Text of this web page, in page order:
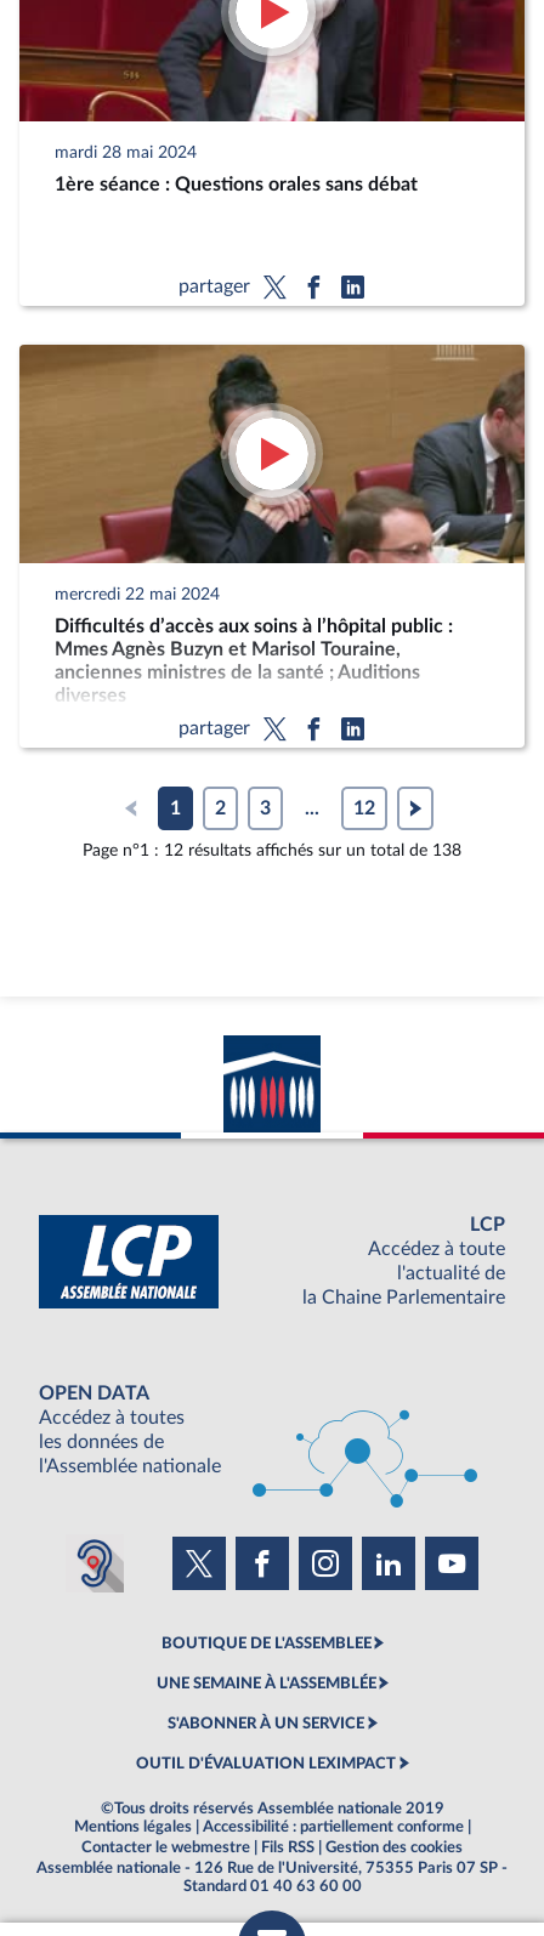
mardi 28 mai 2024
1ère séance : Questions orales sans débat
partager
mercredi 22 mai 2024
Difficultés d’accès aux soins à l’hôpital public :
Mmes Agnès Buzyn et Marisol Touraine,
anciennes ministres de la santé ; Auditions
diverses
partager
1 2 3 ... 12
Page n°1 : 12 résultats affichés sur un total de 138
LCP
Accédez à toute
l'actualité de
la Chaine Parlementaire
OPEN DATA
Accédez à toutes
les données de
l'Assemblée nationale
BOUTIQUE DE L'ASSEMBLEE
UNE SEMAINE À L'ASSEMBLÉE
S'ABONNER À UN SERVICE
OUTIL D'ÉVALUATION LEXIMPACT
©Tous droits réservés Assemblée nationale 2019
Mentions légales
Accessibilité : partiellement conforme
Contacter le webmestre
Fils RSS
Gestion des cookies
Assemblée nationale - 126 Rue de l'Université, 75355 Paris 07 SP -
Standard 01 40 63 60 00